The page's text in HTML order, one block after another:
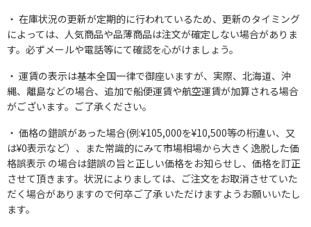
在庫状況の更新が定期的に行われているため、更新のタイミング
によっては、人気商品や品薄商品は注文が確定しない場合がありま
す。必ずメールや電話等にて確認を心がけましょう。
運賃の表示は基本全国一律で御座いますが、実際、北海道、沖
縄、離島などの場合、追加で船便運賃や航空運賃が加算される場合
がございます。ご了承ください。
価格の錯誤があった場合(例:¥105,000を¥10,500等の桁違い、又
は¥0表示など）、また常識的にみて市場相場から大きく逸脱した価
格誤表示 の場合は錯誤の旨と正しい価格をお知らせし、価格を訂正
させて頂きます。状況によりましては、ご注文をお取消させていた
だく場合がありますので何卒ご了承 いただけますようお願いいたし
ます。